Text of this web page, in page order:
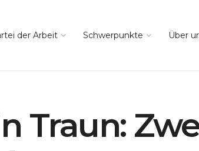
der Arbeit Schwerpunkte Über
Traun: